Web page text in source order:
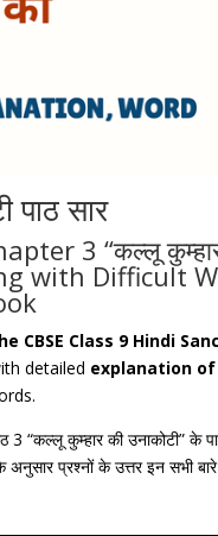
पाठ सार
3 “कल्लू
with Difficult
CBSE Class 9 Hindi
detailed explanation
3 “कल्लू कुम्हार की उनाकोटी” के
प्रश्नों के उत्तर इन सभी